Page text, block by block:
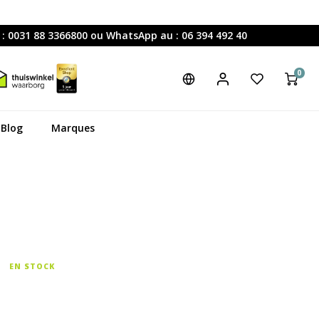
88 3366800 ou WhatsApp au : 06 394 492 40
0
Blog Marques
EN STOCK